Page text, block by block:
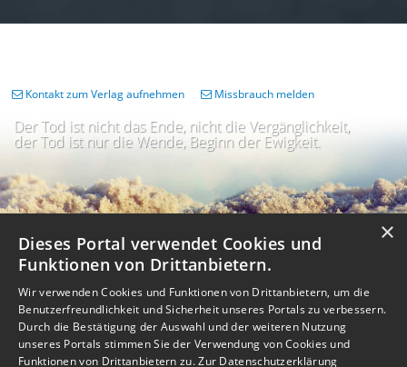
Der Tod ist nicht das Ende, nicht die Vergänglichkeit,
der Tod ist nur die Wende, Beginn der Ewigkeit.
Kontakt zum Verlag aufnehmen Missbrauch melden
Impressum Nutzungsbedingungen Datenschutz
AGB
Barrierefreiheit
Barriere melden IAccessibility-Modus aktivieren
×
Dieses Portal verwendet Cookies und
Funktionen von Drittanbietern.
Wir verwenden Cookies und Funktionen von Drittanbietern, um die
Benutzerfreundlichkeit und Sicherheit unseres Portals zu verbessern.
Durch die Bestätigung der Auswahl und der weiteren Nutzung
unseres Portals stimmen Sie der Verwendung von Cookies und
Funktionen von Drittanbietern zu.Zur Datenschutzerklärung